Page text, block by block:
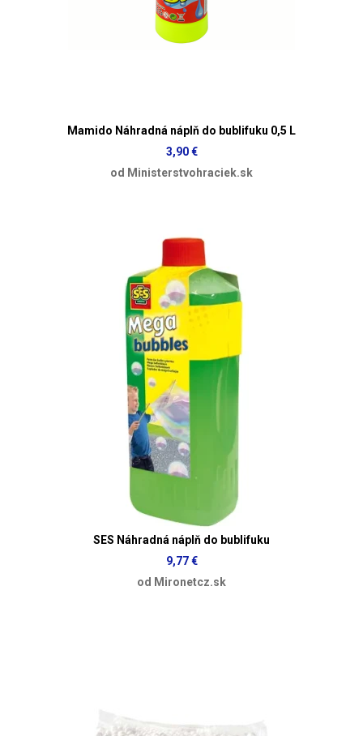
Mamido Náhradná náplň do bublifuku 0,5 L
3,90 €
od Ministerstvohraciek.sk
SES Náhradná náplň do bublifuku
9,77 €
od Mironetcz.sk